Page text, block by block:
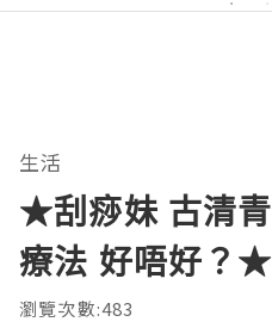
生活
★刮痧妹 古清
療法 好唔好？★
瀏覽次數:483